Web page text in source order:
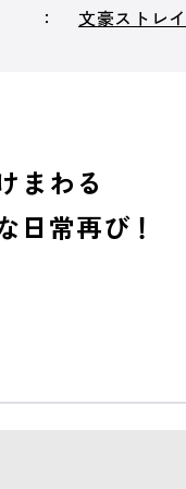
文豪ストレ
まわる
日常再び！